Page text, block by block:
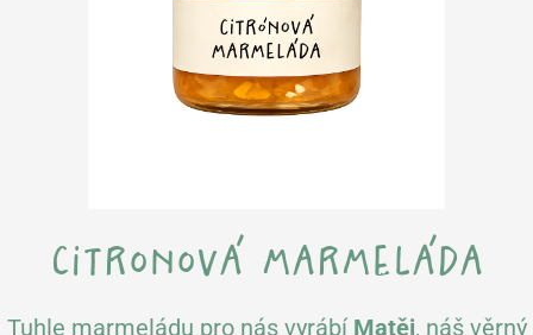
citronová marmeláda
Tuhle marmeládu pro nás vyrábí Matěj, náš věrný